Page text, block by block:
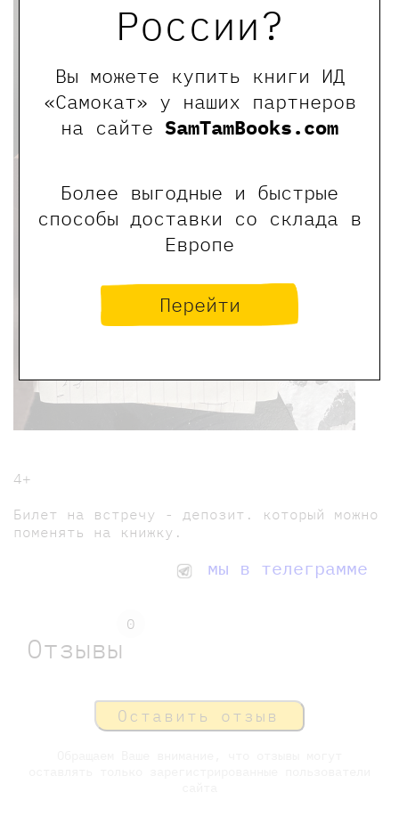
России?
Вы можете купить книги ИД
«Самокат» у наших партнеров
на сайте SamTamBooks.com
Более выгодные и быстрые
способы доставки со склада в
Европе
Перейти
4+
Билет на встречу - депозит. который можно
поменять на книжку.
мы в телеграмме
Отзывы
0
Оставить отзыв